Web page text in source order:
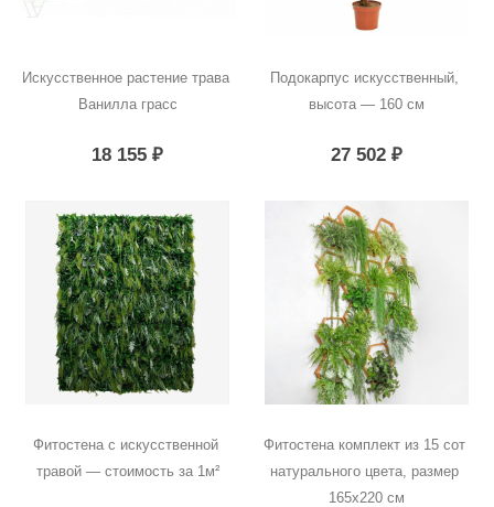
Искусственное растение трава
Ванилла грасс
18 155₽
Подокарпус искусственный,
высота — 160 см
27 502 ₽
Фитостена с искусственной
травой — стоимость за 1м²
Фитостена комплект из 15 сот
натурального цвета, размер
165х220 см